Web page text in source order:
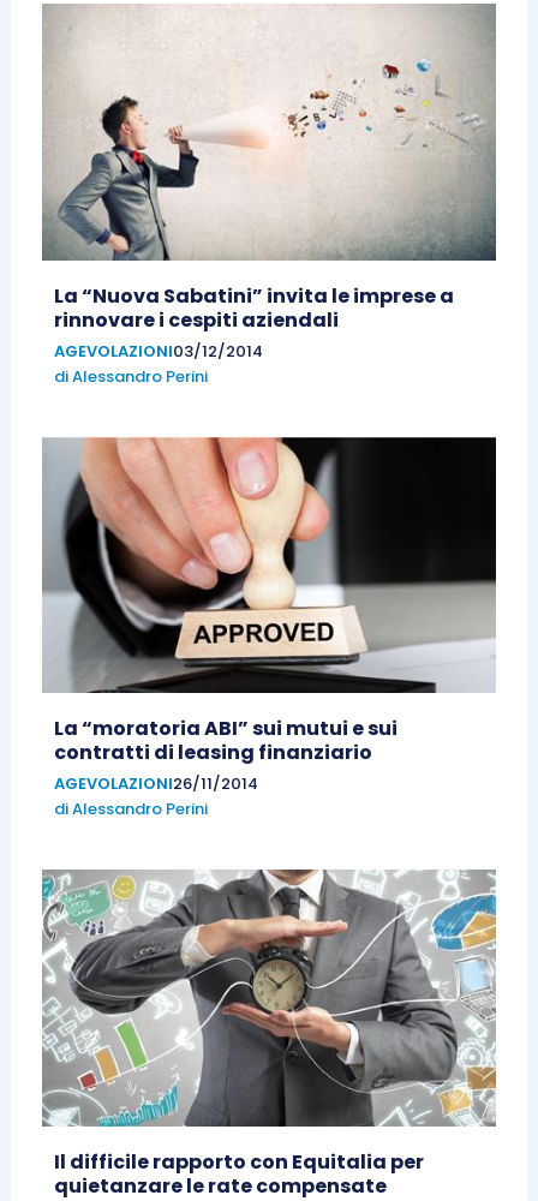
La “Nuova Sabatini” invita le imprese a
rinnovare i cespiti aziendali
AGEVOLAZIONI03/12/2014
diAlessandro Perini
La “moratoria ABI” sui mutui e sui
contratti di leasing finanziario
AGEVOLAZIONI26/11/2014
diAlessandro Perini
Il difficile rapporto con Equitalia per
quietanzare le rate compensate